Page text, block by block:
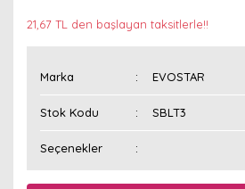
21,67 TL den başlayan taksitlerle!!
Marka EVOSTAR
Stok Kodu SBLT3
Seçenekler